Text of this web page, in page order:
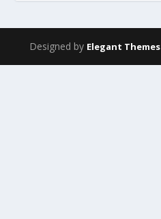
Designed by Elegant Themes